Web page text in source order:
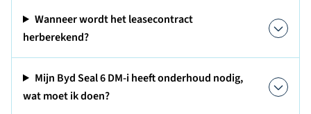
Wanneer wordt het leasecontract
herberekend?
Mijn Byd Seal 6 DM-i heeft onderhoud nodig,
wat moet ik doen?